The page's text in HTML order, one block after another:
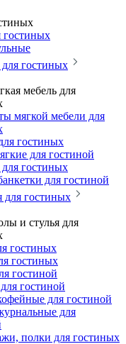
гостиных
гостиных
мебель для
мягкой мебели для
гостиных
для гостиной
гостиных
для гостиной
для гостиных
и стулья для
гостиных
гостиных
гостиной
гостиной
для гостиной
для
полки для гостиных